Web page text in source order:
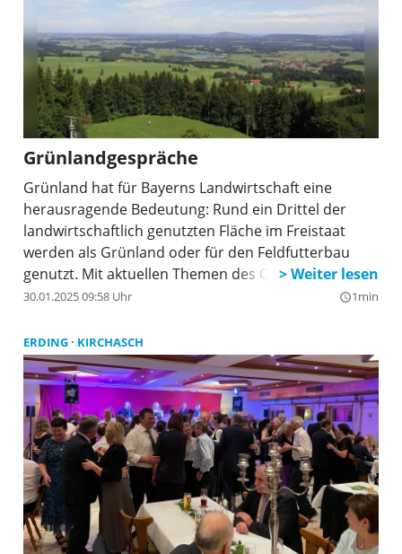
Grünlandgespräche
Grünland hat für Bayerns Landwirtschaft eine
herausragende Bedeutung: Rund ein Drittel der
landwirtschaftlich genutzten Fläche im Freistaat
werden als Grünland oder für den Feldfutterbau
genutzt. Mit aktuellen Themen des Grünlands
befassen sich die zweitägigen Weihenstephaner
Mal von den Forschungseinrichtungen am Campus
in Weihenstephan durchgeführt werden.
30.01.2025 09:58 Uhr query_builder1min
ERDING KIRCHASCH